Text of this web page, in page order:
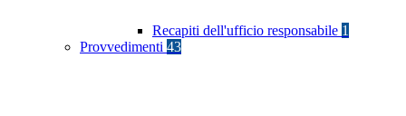
Recapiti dell'ufficio responsabile 1
Provvedimenti 43